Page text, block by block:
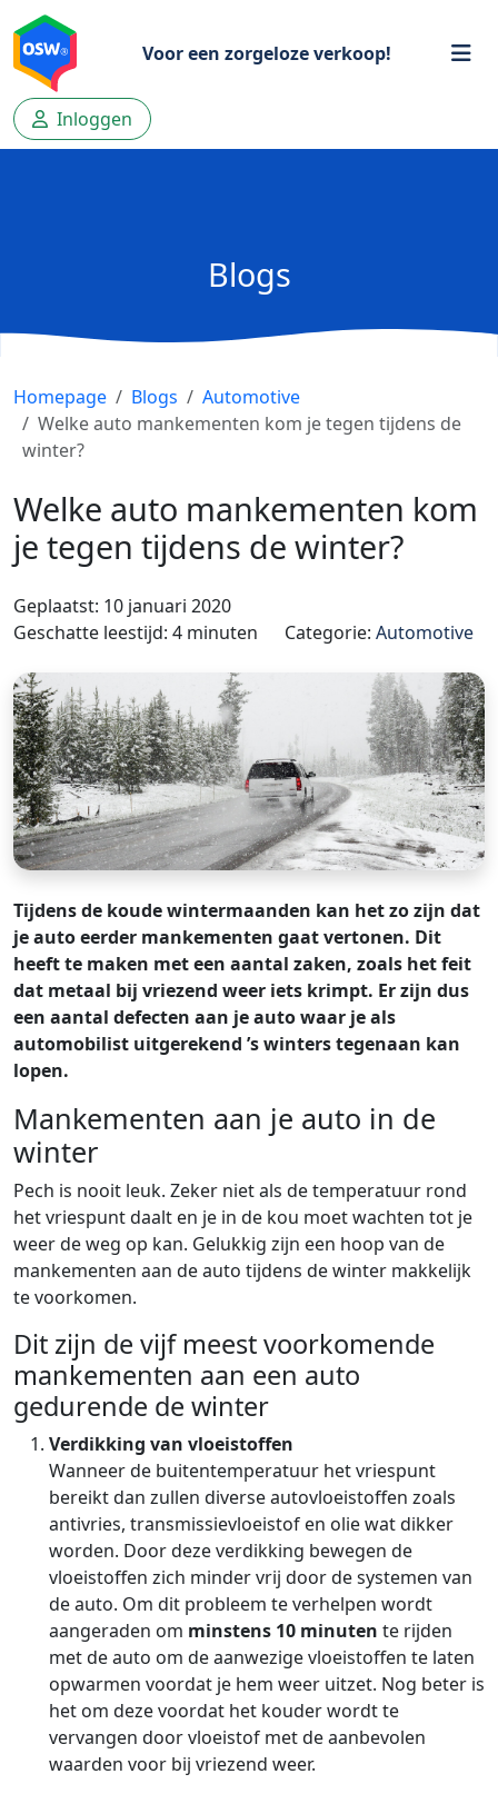
Voor een zorgeloze verkoop!
Inloggen
Blogs
Homepage Blogs
Automotive
Welke auto mankementen kom je tegen tijdens de
winter?
Welke auto mankementen kom
je tegen tijdens de winter?
Geplaatst: 10 januari 2020
Geschatte leestijd: 4 minuten
Categorie: Automotive
Tijdens de koude wintermaanden kan het zo zijn dat
je auto eerder mankementen gaat vertonen. Dit
heeft te maken met een aantal zaken, zoals het feit
dat metaal bij vriezend weer iets krimpt. Er zijn dus
een aantal defecten aan je auto waar je als
automobilist uitgerekend ’s winters tegenaan kan
lopen.
Mankementen aan je auto in de
winter
Pech is nooit leuk. Zeker niet als de temperatuur rond
het vriespunt daalt en je in de kou moet wachten tot je
weer de weg op kan. Gelukkig zijn een hoop van de
mankementen aan de auto tijdens de winter makkelijk
te voorkomen.
Dit zijn de vijf meest voorkomende
mankementen aan een auto
gedurende de winter
Verdikking van vloeistoffen
Wanneer de buitentemperatuur het vriespunt
bereikt dan zullen diverse autovloeistoffen zoals
antivries, transmissievloeistof en olie wat dikker
worden. Door deze verdikking bewegen de
vloeistoffen zich minder vrij door de systemen van
de auto. Om dit probleem te verhelpen wordt
aangeraden om minstens 10 minuten te rijden
met de auto om de aanwezige vloeistoffen te laten
opwarmen voordat je hem weer uitzet. Nog beter is
het om deze voordat het kouder wordt te
vervangen door vloeistof met de aanbevolen
waarden voor bij vriezend weer.